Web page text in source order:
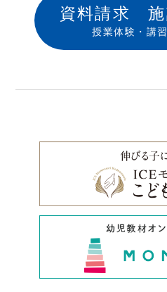
資料請求 施
授業体験・講